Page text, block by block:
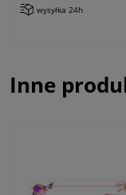
wysyłka 24h
Inne